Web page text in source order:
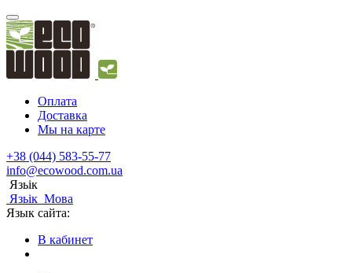
Оплата
Доставка
Мы на карте
+38 (044) 583-55-77
info@ecowood.com.ua
Язьік
Язьік Мова
Язык сайта:
В кабинет